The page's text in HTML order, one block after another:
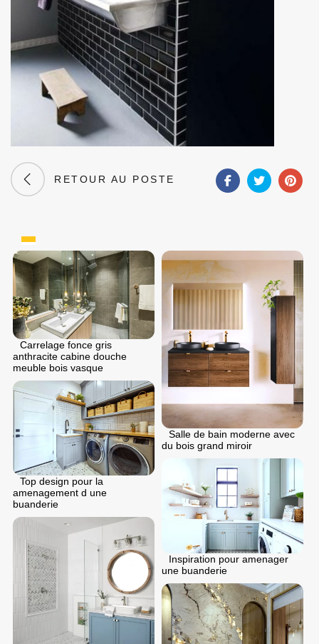
RETOUR AU POSTE
Carrelage fonce gris
anthracite cabine douche
meuble bois vasque
Salle de bain moderne avec
du bois grand miroir
Top design pour la
amenagement d une
buanderie
Inspiration pour amenager
une buanderie